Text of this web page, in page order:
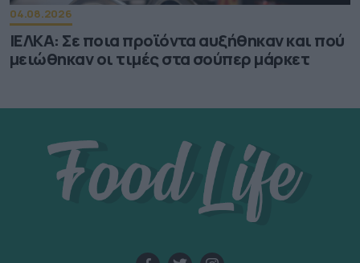
04.08.2026
ΙΕΛΚΑ: Σε ποια προϊόντα αυξήθηκαν και πού
μειώθηκαν οι τιμές στα σούπερ μάρκετ